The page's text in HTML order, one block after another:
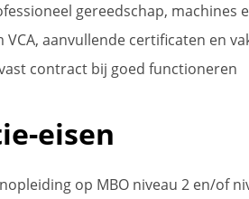
gereedschap, machines
VCA, aanvullende certificaten en
contract bij goed functioneren
eisen
op MBO niveau 2 en/of